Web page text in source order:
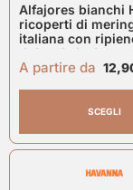
Alfajores bianchi
ricoperti di
italiana con
dulce de leche
A partire da
SCEGLI